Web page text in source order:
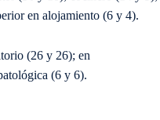
en alojamiento (6 y 4).
(26 y 26); en
(6 y 6).